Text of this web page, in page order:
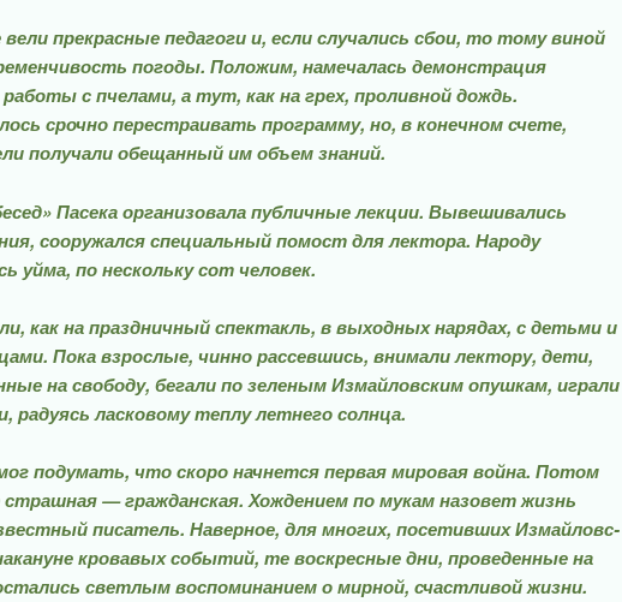
прекрасные пе­дагоги и, если случались сбои, то тому виной
погоды. Положим, намеча­лась демонстрация
с пчелами, а тут, как на грех, проливной дождь.
срочно перестраивать програм­му, но, в конечном счете,
получали обещанный им объем знаний.
Пасека органи­зовала публичные лекции. Выве­шивались
соору­жался специальный помост для лектора. Народу
уйма, по нескольку сот человек.
как на празднич­ный спектакль, в выходных наря­дах, с детьми и
Пока взрослые, чинно рассев­шись, внимали лектору, дети,
на свободу, бегали по зеленым Измайловским опуш­кам, играли
радуясь ласковому теплу летнего солнца.
подумать, что ско­ро начнется первая мировая вой­на. Потом
страшная — гражданская. Хождением по му­кам назовет жизнь
писатель. Наверное, для многих, посетивших Измайловс­
кровавых собы­тий, те воскресные дни, прове­денные на
свет­лым воспоминанием о мирной, счастливой жизни.